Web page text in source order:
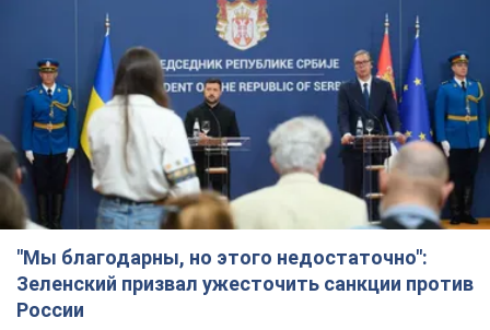
"Мы благодарны, но этого недостаточно":
Зеленский призвал ужесточить санкции против
России